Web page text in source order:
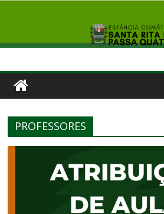
PROFESSORES